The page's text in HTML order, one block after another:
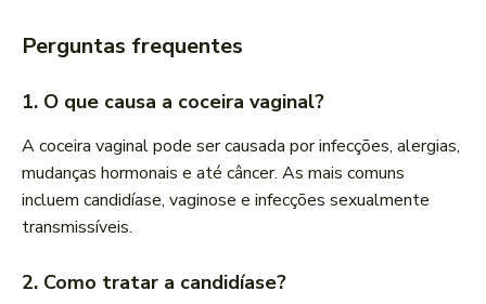
Perguntas frequentes
1. O que causa a coceira vaginal?
A coceira vaginal pode ser causada por infecções, alergias,
mudanças hormonais e até câncer. As mais comuns
incluem candidíase, vaginose e infecções sexualmente
transmissíveis.
2. Como tratar a candidíase?